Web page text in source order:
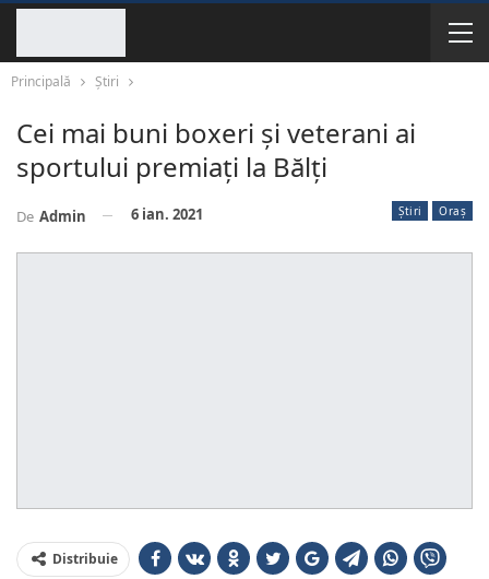
Principală Știri
Cei mai buni boxeri și veterani ai
sportului premiați la Bălți
Știri Oraș
De Admin 6 ian. 2021
Distribuie